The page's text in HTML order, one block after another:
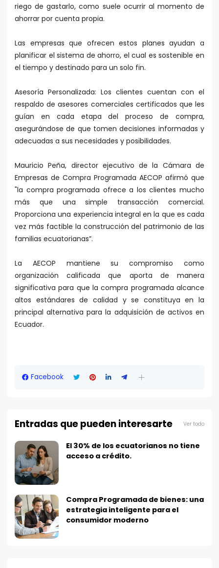
riego de gastarlo, como suele ocurrir al momento de
ahorrar por cuenta propia.
Las empresas que ofrecen estos planes ayudan a
planificar el sistema de ahorro, el cual es sostenible en
el tiempo y destinado para un solo fin.
Asesoría Personalizada: Los clientes cuentan con el
respaldo de asesores comerciales certificados que les
guían en cada etapa del proceso de compra,
asegurándose de que tomen decisiones informadas y
adecuadas a sus necesidades y posibilidades.
Mauricio Peña, director ejecutivo de la Cámara de
Empresas de Compra Programada AECOP afirmó que
"la compra programada ofrece a los clientes mucho
más que una simple transacción comercial.
Proporciona una experiencia integral en la que es cada
vez más factible la construcción del patrimonio de las
familias ecuatorianas”.
La AECOP mantiene su compromiso como
organización calificada que aporta de manera
significativa para que la compra programada alcance
altos estándares de calidad y se constituya en la
principal alternativa para la adquisición de activos en
Ecuador.
Facebook
Entradas que pueden interesarte Ver todo
El 30% de los ecuatorianos no tiene
acceso a crédito.
Compra Programada de bienes: una
estrategia inteligente para el
consumidor moderno